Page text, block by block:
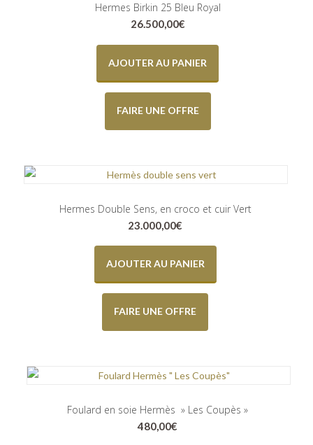
Hermes Birkin 25 Bleu Royal
26.500,00€
AJOUTER AU PANIER
FAIRE UNE OFFRE
Hermes Double Sens, en croco et cuir Vert
23.000,00€
AJOUTER AU PANIER
FAIRE UNE OFFRE
Foulard en soie Hermès » Les Coupès »
480,00€